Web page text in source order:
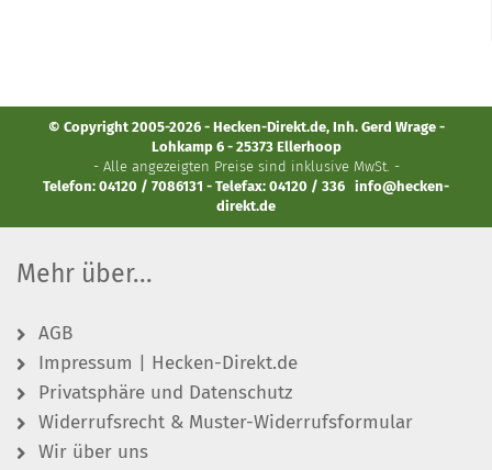
© Copyright 2005-2026 - Hecken-Direkt.de, Inh. Gerd Wrage -
Lohkamp 6 - 25373 Ellerhoop
- Alle angezeigten Preise sind inklusive MwSt. -
Telefon: 04120 / 7086131 - Telefax: 04120 / 336 info@hecken-
direkt.de
Mehr über...
AGB
Impressum | Hecken-Direkt.de
Privatsphäre und Datenschutz
Widerrufsrecht & Muster-Widerrufsformular
Wir über uns